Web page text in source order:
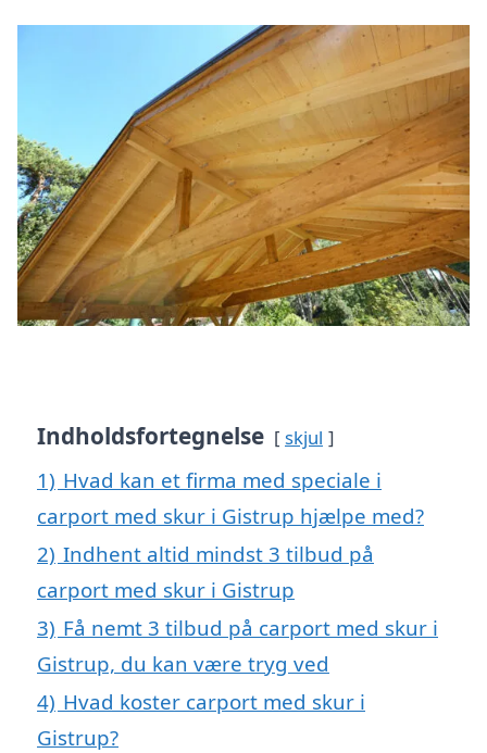
Indholdsfortegnelse skjul
1) Hvad kan et firma med speciale i
carport med skur i Gistrup hjælpe med?
2) Indhent altid mindst 3 tilbud på
carport med skur i Gistrup
3) Få nemt 3 tilbud på carport med skur i
Gistrup, du kan være tryg ved
4) Hvad koster carport med skur i
Gistrup?